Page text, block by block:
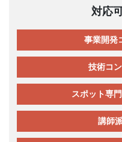
対応
事業開発
技術コ
スポット専
講師